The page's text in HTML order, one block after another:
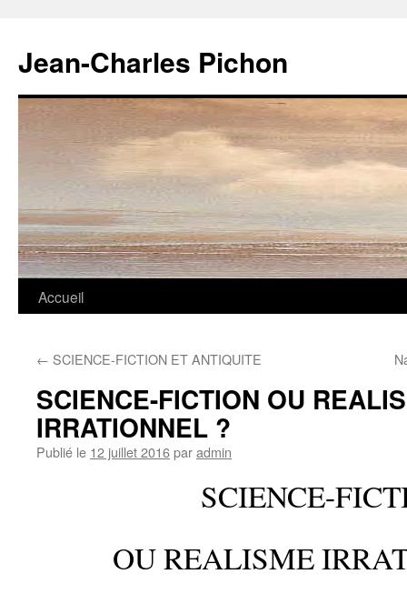
Jean-Charles Pichon
Aller
contenu
Accueil
← SCIENCE-FICTION ET ANTIQUITE
SCIENCE-FICTION OU
IRRATIONNEL ?
Publié le 12 juillet 2016paradmin
SCIENCE-
OU REALISME